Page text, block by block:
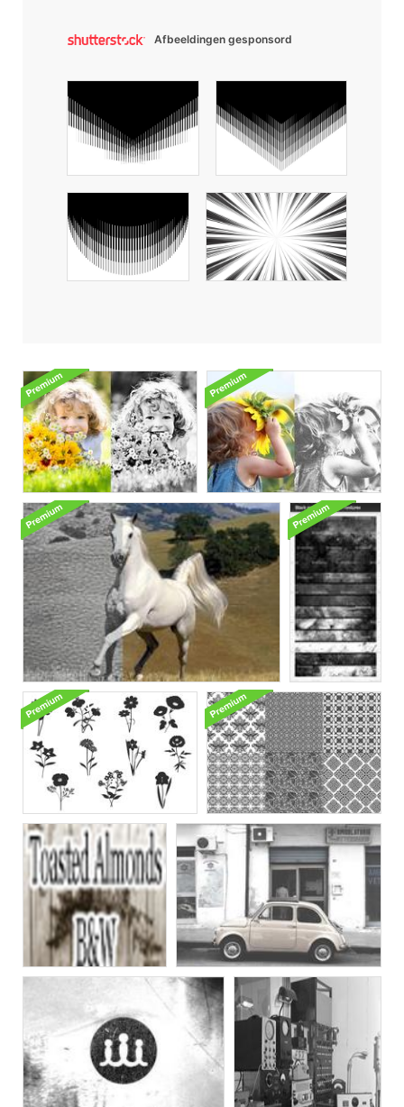
Afbeeldingen gesponsord